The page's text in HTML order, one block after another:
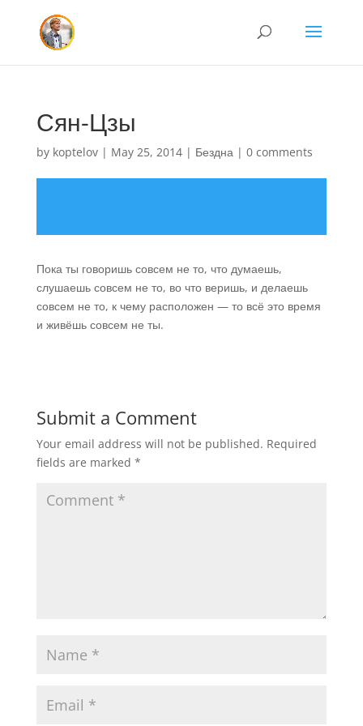
Сян-Цзы
by koptelov| May 25, 2014| Бездна| 0 comments
Пока ты говоришь совсем не то, что думаешь,
слушаешь совсем не то, во что веришь, и делаешь
совсем не то, к чему расположен — то всё это время
и живёшь совсем не ты.
Submit a Comment
Your email address will not be published. Required
fields are marked *